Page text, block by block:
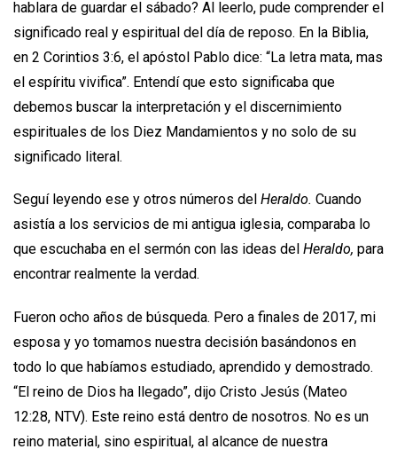
hablara de guardar el sábado? Al leerlo, pude comprender el
significado real y espiritual del día de reposo. En la Biblia,
en 2 Corintios 3:6, el apóstol Pablo dice: “La letra mata, mas
el espíritu vivifica”. Entendí que esto significaba que
debemos buscar la interpretación y el discernimiento
espirituales de los Diez Mandamientos y no solo de su
significado literal.
Seguí leyendo ese y otros números del Heraldo. Cuando
asistía a los servicios de mi antigua iglesia, comparaba lo
que escuchaba en el sermón con las ideas del Heraldo, para
encontrar realmente la verdad.
Fueron ocho años de búsqueda. Pero a finales de 2017, mi
esposa y yo tomamos nuestra decisión basándonos en
todo lo que habíamos estudiado, aprendido y demostrado.
“El reino de Dios ha llegado”, dijo Cristo Jesús (Mateo
12:28, NTV). Este reino está dentro de nosotros. No es un
reino material, sino espiritual, al alcance de nuestra